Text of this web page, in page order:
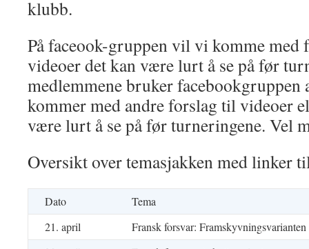
klubb.
På faceook-gruppen vil vi komme
videoer det kan være lurt å se på før
medlemmene bruker
kommer med andre forslag til videoer
være lurt å se på før turneringene. Vel
Oversikt over temasjakken med linker
Dato
Tema
21. april
Fransk forsvar: Framskyvningsvarianten